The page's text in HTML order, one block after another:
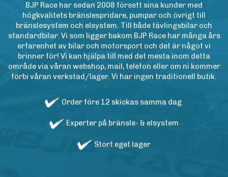
BJP Race har sedan 2008 försett sina kunder med
högkvalitets bränslespridare, pumpar och övrigt till
bränslesystem och elsystem. Till både tävlingsbilar och
standardbilar. Vi som ligger bakom BJP Race har många års
erfarenhet av bilar och motorsport och det är något vi
brinner för! Vi kan hjälpa till med det mesta inom detta
område via våran webshop, mail, telefon eller om ni kommer
förbi våran verkstad/lager. Vi har ingen traditionell butik.
Order före 12 skickas samma dag
Experter på bränsle- & elsystem
Stort eget lager